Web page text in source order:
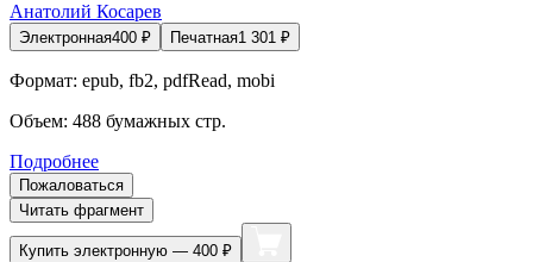
Анатолий Косарев
Электронная400 ₽ Печатная1 301 ₽
Формат: epub, fb2, pdfRead, mobi
Объем: 488 бумажных стр.
Подробнее
Пожаловаться
Читать фрагмент
Купить электронную — 400 ₽